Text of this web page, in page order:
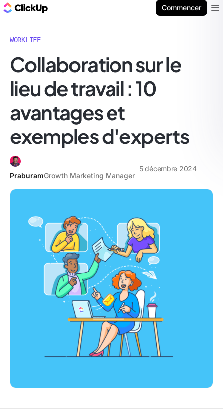
Commencer
WORKLIFE
Collaboration sur le
lieu de travail : 10
avantages et
exemples d'experts
PraburamGrowth Marketing Manager
5 décembre 2024